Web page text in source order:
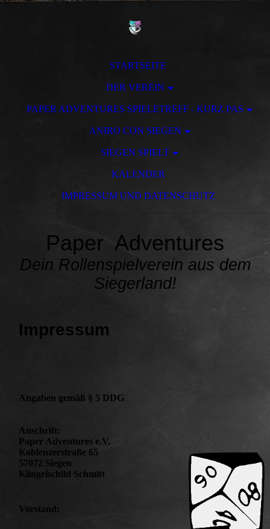
STARTSEITE
DER VEREIN
PAPER ADVENTURES SPIELETREFF - KURZ PAS
ANIRO CON SIEGEN
SIEGEN SPIELT
KALENDER
IMPRESSUM UND DATENSCHUTZ
Paper Adventures
Dein Rollenspielverein aus dem
Siegerland!
Impressum
Angaben gemäß § 5 DDG
Anschrift:
Paper Adventures e.V.
Koblenzerstraße 65
57072 Siegen
Klingelschild Schmitt
Vorstand: